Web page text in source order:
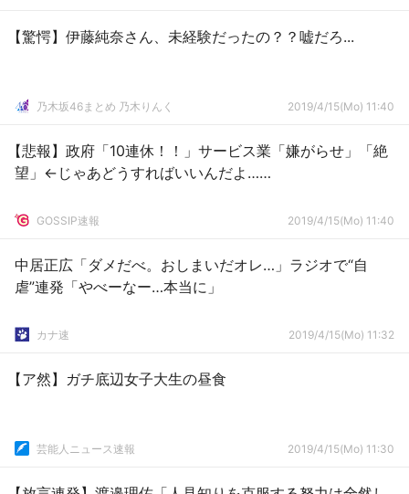
【驚愕】伊藤純奈さん、未経験だったの？？嘘だろ...
乃木坂46まとめ 乃木りんく 2019/4/15(Mo) 11:40
【悲報】政府「10連休！！」サービス業「嫌がらせ」「絶
望」←じゃあどうすればいいんだよ……
GOSSIP速報 2019/4/15(Mo) 11:40
中居正広「ダメだべ。おしまいだオレ…」ラジオで“自
虐”連発「やべーなー…本当に」
カナ速 2019/4/15(Mo) 11:32
【ア然】ガチ底辺女子大生の昼食
芸能人ニュース速報 2019/4/15(Mo) 11:30